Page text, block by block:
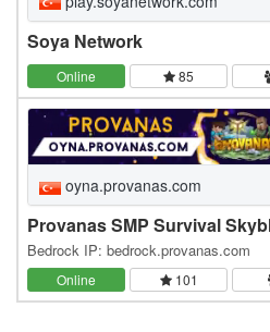
Soya Network
Online 85
oyna.provanas.com
Bedrock IP: bedrock.provanas.com
Online 101